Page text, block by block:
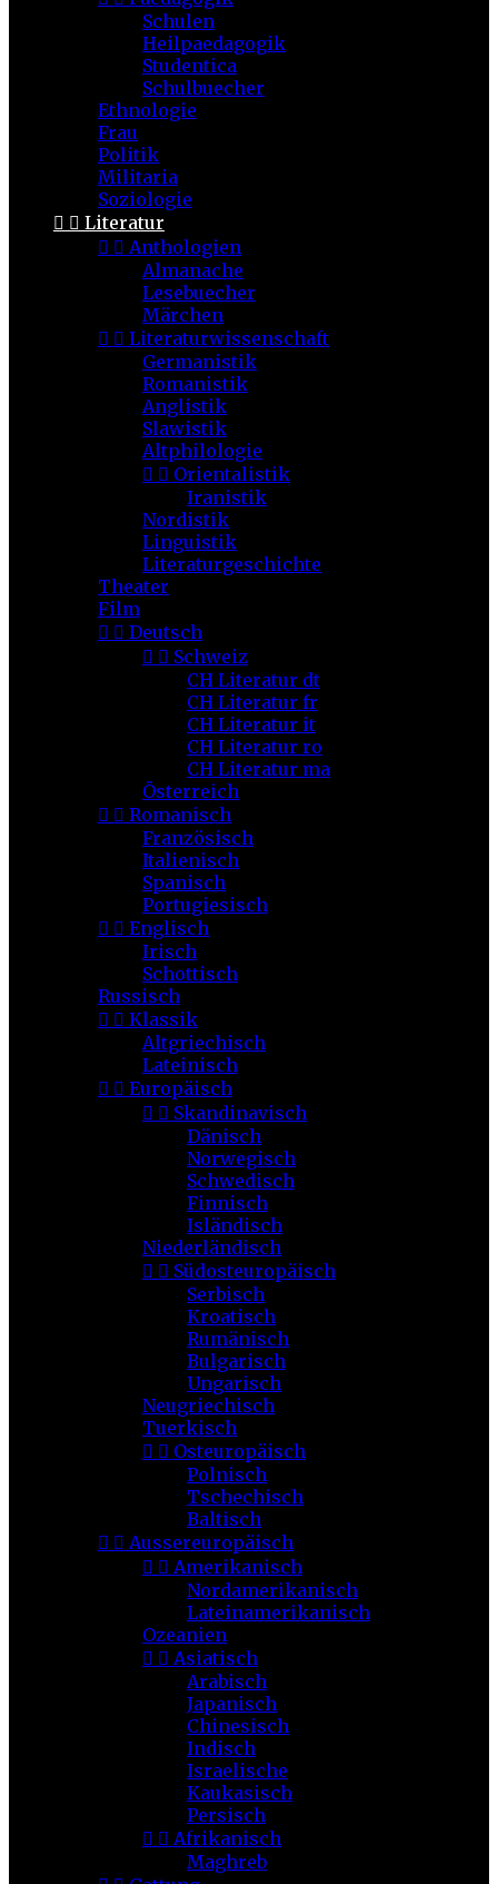
Schulen
Heilpaedagogik
Studentica
Schulbuecher
Ethnologie
Frau
Politik
Militaria
Soziologie
  Literatur
  Anthologien
Almanache
Lesebuecher
Märchen
  Literaturwissenschaft
Germanistik
Romanistik
Anglistik
Slawistik
Altphilologie
  Orientalistik
Iranistik
Nordistik
Linguistik
Literaturgeschichte
Theater
Film
  Deutsch
  Schweiz
CH Literatur dt
CH Literatur fr
CH Literatur it
CH Literatur ro
CH Literatur ma
Österreich
  Romanisch
Französisch
Italienisch
Spanisch
Portugiesisch
  Englisch
Irisch
Schottisch
Russisch
  Klassik
Altgriechisch
Lateinisch
  Europäisch
  Skandinavisch
Dänisch
Norwegisch
Schwedisch
Finnisch
Isländisch
Niederländisch
  Südosteuropäisch
Serbisch
Kroatisch
Rumänisch
Bulgarisch
Ungarisch
Neugriechisch
Tuerkisch
  Osteuropäisch
Polnisch
Tschechisch
Baltisch
  Aussereuropäisch
  Amerikanisch
Nordamerikanisch
Lateinamerikanisch
Ozeanien
  Asiatisch
Arabisch
Japanisch
Chinesisch
Indisch
Israelische
Kaukasisch
Persisch
  Afrikanisch
Maghreb